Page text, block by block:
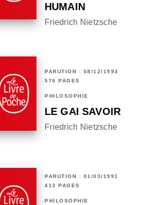
HUMAIN
Friedrich Nietzsche
PARUTION : 08/12/1993
576 PAGES
PHILOSOPHIE
LE GAI SAVOIR
Friedrich Nietzsche
PARUTION : 01/03/1991
413 PAGES
PHILOSOPHIE